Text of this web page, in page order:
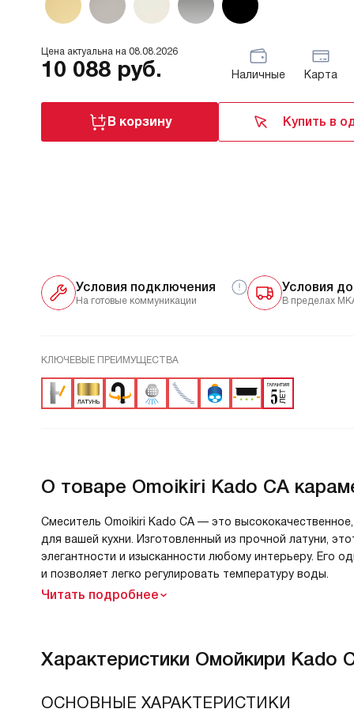
Цена актуальна на 08.08.2026
10 088 руб. Наличные Карта
В корзину Купить в
Условия
В пределах
Условия подключения
На готовые коммуникации
КЛЮЧЕВЫЕ ПРЕИМУЩЕСТВА
О товаре Omoikiri Kado CA
Смеситель Omoikiri Kado CA — это
для вашей кухни. Изготовленный из прочной латуни,
элегантности и изысканности любому интерьеру. Его
и позволяет легко регулировать температуру воды.
Читать подробнее
Характеристики Омойкири Kado
ОСНОВНЫЕ ХАРАКТЕРИСТИКИ